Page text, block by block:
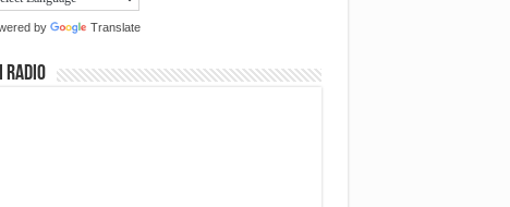
by Translate
Radio